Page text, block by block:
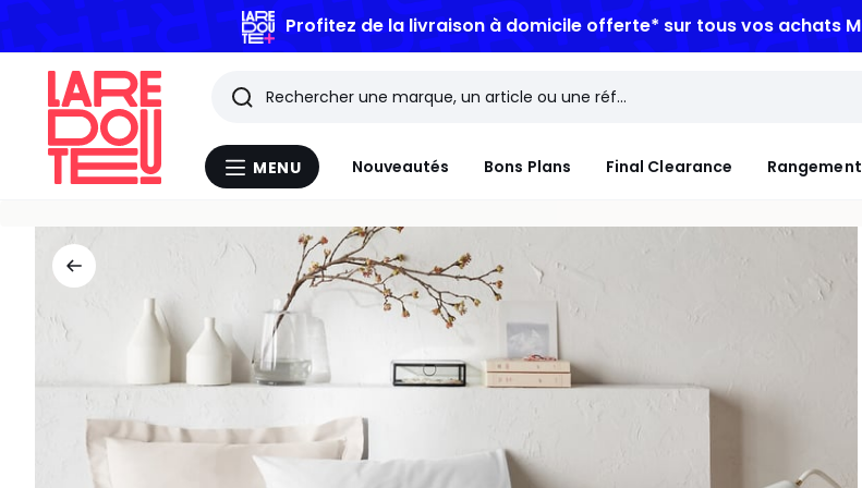
BONS PLANS | Jusqu'à -50% dès 2 articles*
Menu
MENU Nouveautés Bons Plans Final Clearance Rangement
Rechercher
Les
derniers
articles
consultés